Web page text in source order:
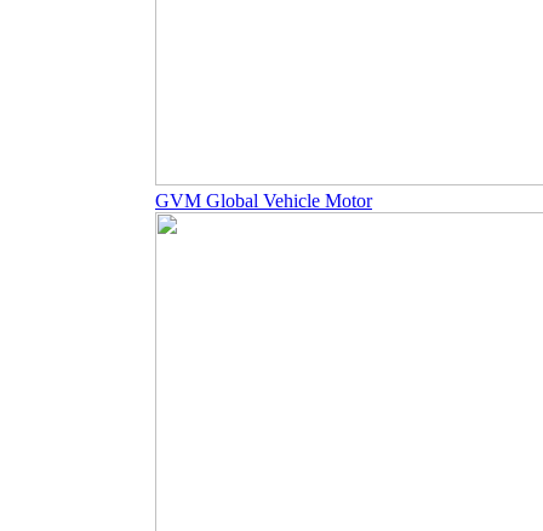
GVM Global Vehicle Motor